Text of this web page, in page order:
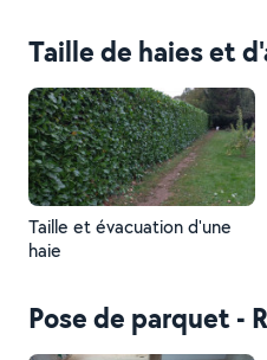
Taille de haies et
Taille et évacuation d'une
haie
Pose de parquet -